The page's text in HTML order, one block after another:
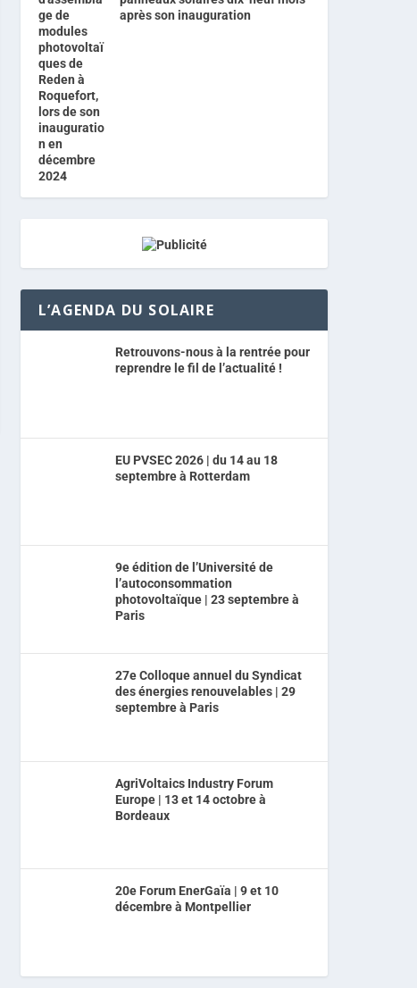
après son inauguration
L’AGENDA DU SOLAIRE
Retrouvons-nous à la rentrée pour
reprendre le fil de l’actualité !
EU PVSEC 2026 | du 14 au 18
septembre à Rotterdam
9e édition de l’Université de
l’autoconsommation
photovoltaïque | 23 septembre à
Paris
27e Colloque annuel du Syndicat
des énergies renouvelables | 29
septembre à Paris
AgriVoltaics Industry Forum
Europe | 13 et 14 octobre à
Bordeaux
20e Forum EnerGaïa | 9 et 10
décembre à Montpellier